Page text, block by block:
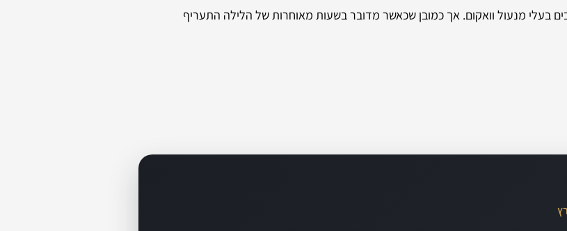
בעלי מנעול וואקום. אך כמובן שכאשר מדובר בשעות מאוחרות של הלילה התעריף